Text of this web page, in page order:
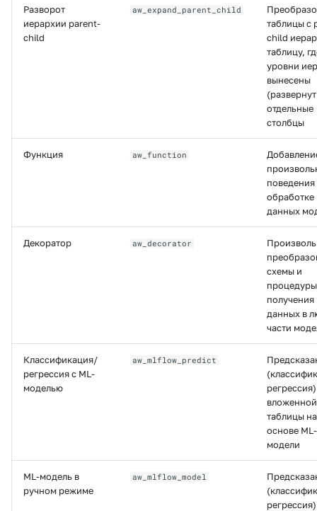
Разворот
иерархии parent-
child
aw_expand_parent_child
таблицы с
child
таблицу,
уровни
вынесены
отдельные
столбцы
Функция aw_function
обработке
данных
Декоратор aw_decorator
схемы и
процедуры
получения
данных в
части
Классификация/
регрессия с ML-
моделью
aw_mlflow_predict
таблицы на
основе ML-
модели
ML-модель в
ручном режиме
aw_mlflow_model